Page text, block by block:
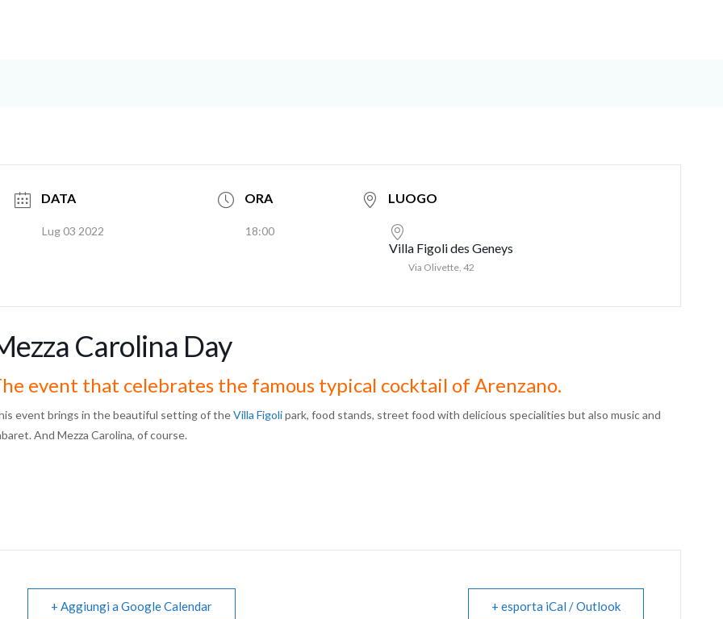
DATA
Lug 03 2022
ORA
18:00
LUOGO
Villa Figoli des Geneys
Via Olivette, 42
Carolina Day
event that celebrates the famous typical cocktail of Arenzano.
event brings in the beautiful setting of theVilla Figolipark, food stands, street food with delicious specialities but also music and
And Mezza Carolina, of course.
+ Aggiungi a Google Calendar + esporta iCal / Outlook